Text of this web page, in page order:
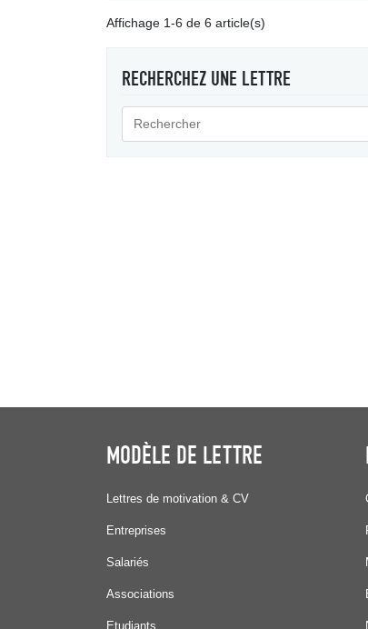
Affichage 1-6 de 6 article(s)
RECHERCHEZ UNE LETTRE
MODÈLE DE LETTRE
Lettres de motivation & CV
Entreprises
Salariés
Associations
Etudiants